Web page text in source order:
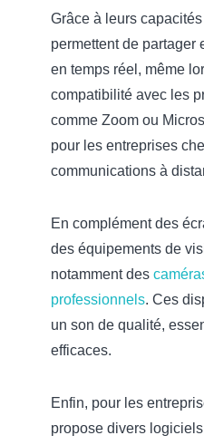
Grâce à leurs
permettent de partager
en temps réel, même
compatibilité avec les
comme Zoom ou
pour les entreprises
communications à
En complément des
des équipements de
notamment des
professionnels. Ces
un son de qualité,
efficaces.
Enfin, pour les
propose divers